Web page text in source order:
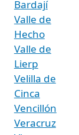
Bardají
Valle de
Hecho
Valle de
Lierp
Velilla de
Cinca
Vencillón
Veracruz